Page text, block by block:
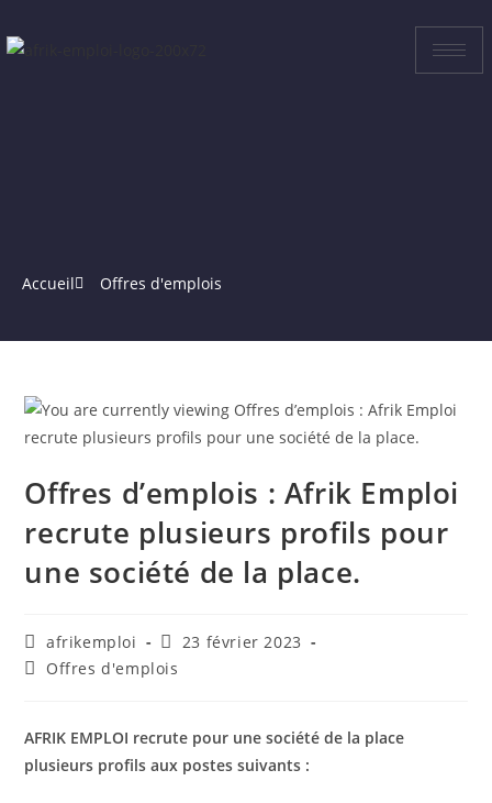
Accueil Offres d'emplois
Offres d’emplois : Afrik Emploi
recrute plusieurs profils pour
une société de la place.
afrikemploi
23 février 2023
Offres d'emplois
AFRIK EMPLOI recrute pour une société de la place
plusieurs profils aux postes suivants :